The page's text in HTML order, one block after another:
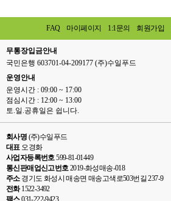
FAQ 마이페이지 1:1문의 회원가입
무통장입금안내
국민은행 603701-04-209177 (주)수일푸드
운영안내
운영시간 : 09:00 ~ 17:00
점심시간 : 12:00 ~ 13:00
토.일.공휴일은 쉽니다.
회사명 (주)수일푸드
대표오경화
사업자등록번호599-81-01449
통신판매업신고번호2019-화성매송-018
주소경기도 화성시 매송면 매송고색로503번길 237-9
전화1522-3492
팩스031-222-9423